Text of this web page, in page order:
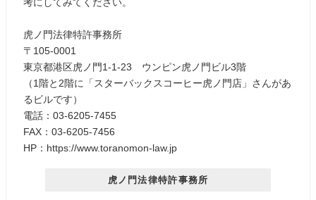
考にしてみてください。
虎ノ門法律特許事務所
〒105-0001
東京都港区虎ノ門1-1-23 ウンピン虎ノ門ビル3階
（1階と2階に「スターバックスコーヒー虎ノ門店」さんがあ
るビルです）
電話：03-6205-7455
FAX：03-6205-7456
HP：https://www.toranomon-law.jp
虎ノ門法律特許事務所